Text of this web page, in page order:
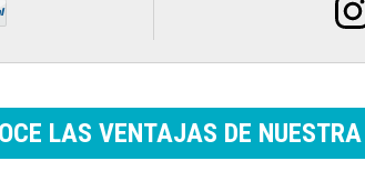
LAS VENTAJAS DE